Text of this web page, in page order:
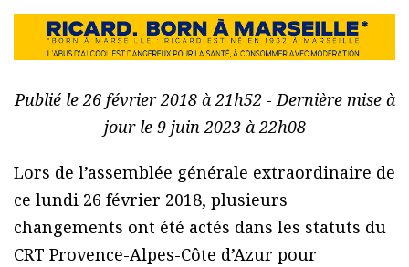
Publié le 26 février 2018 à 21h52 - Dernière mise à
jour le 9 juin 2023 à 22h08
Lors de l’assemblée générale extraordinaire de
ce lundi 26 février 2018, plusieurs
changements ont été actés dans les statuts du
CRT Provence-Alpes-Côte d’Azur pour